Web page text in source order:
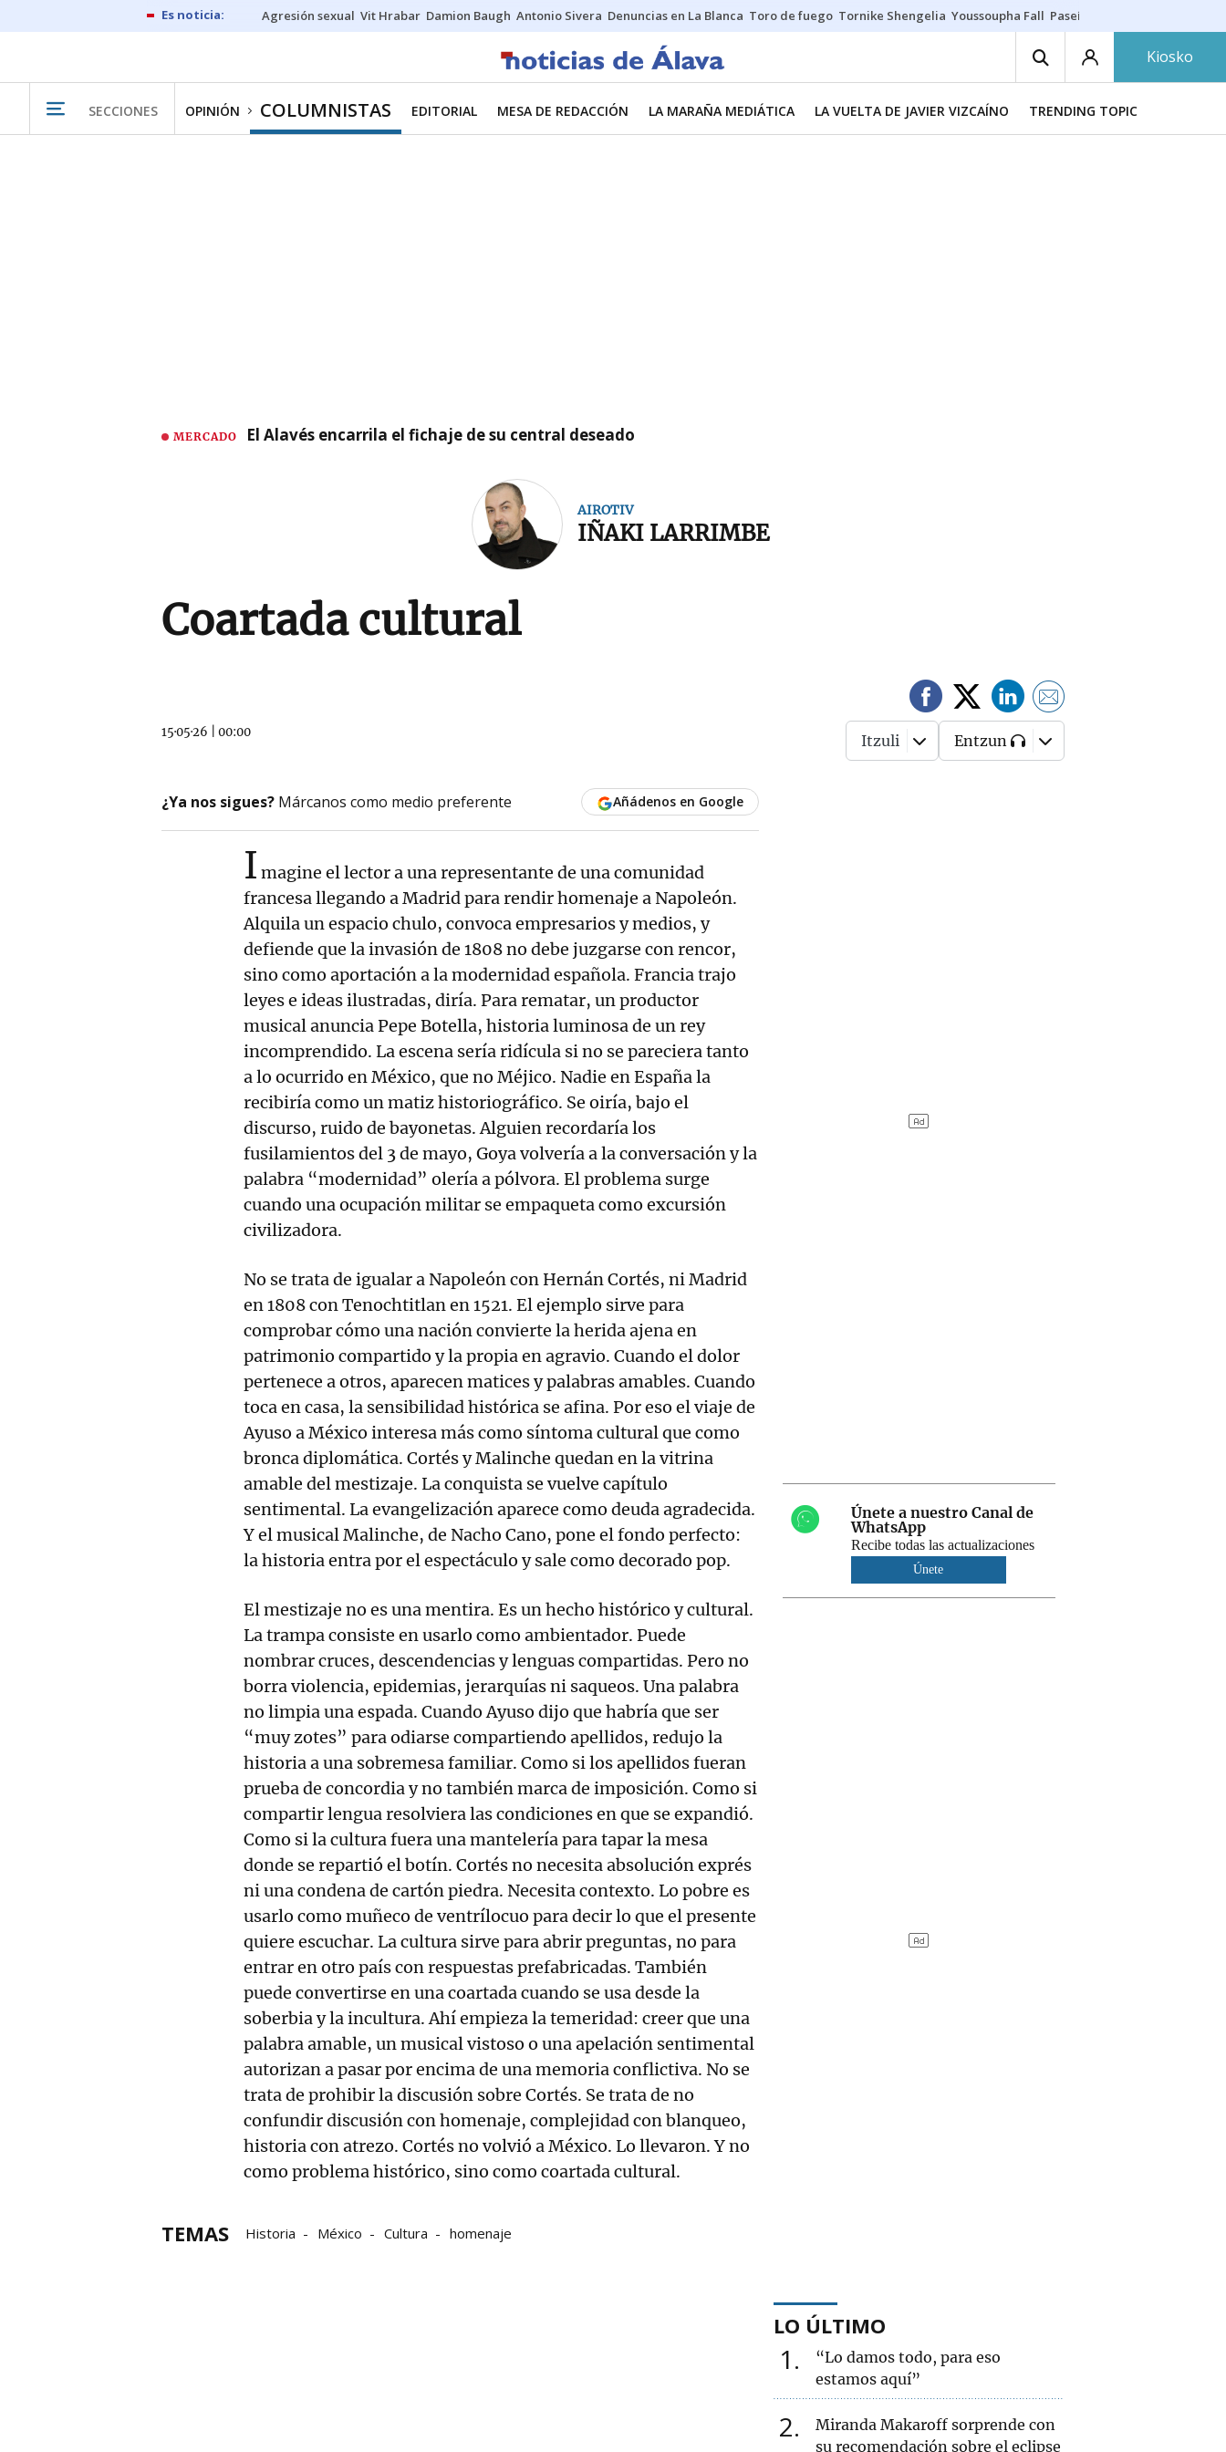
Agresión sexual Vit Hrabar Damion Baugh Antonio Sivera Denuncias en La Blanca Toro de fuego Tornike Shengelia Youssoupha Fall Paseíllo único
Kiosko
SECCIONES OPINIÓN COLUMNISTAS EDITORIAL MESA DE REDACCIÓN LA MARAÑA MEDIÁTICA LA VUELTA DE JAVIER VIZCAÍNO TRENDING TOPIC
MERCADO El Alavés encarrila el fichaje de su central deseado
AIROTIV
IÑAKI LARRIMBE
Coartada cultural
15·05·26 00:00 Itzuli Entzun
¿Ya nos sigues? Márcanos como medio preferente Añádenos en Google
I magine el lector a una representante de una comunidad
francesa llegando a Madrid para rendir homenaje a Napoleón.
Alquila un espacio chulo, convoca empresarios y medios, y
defiende que la invasión de 1808 no debe juzgarse con rencor,
sino como aportación a la modernidad española. Francia trajo
leyes e ideas ilustradas, diría. Para rematar, un productor
musical anuncia Pepe Botella, historia luminosa de un rey
incomprendido. La escena sería ridícula si no se pareciera tanto
a lo ocurrido en México, que no Méjico. Nadie en España la
recibiría como un matiz historiográfico. Se oiría, bajo el
discurso, ruido de bayonetas. Alguien recordaría los
fusilamientos del 3 de mayo, Goya volvería a la conversación y la
palabra “modernidad” olería a pólvora. El problema surge
cuando una ocupación militar se empaqueta como excursión
civilizadora.
No se trata de igualar a Napoleón con Hernán Cortés, ni Madrid
en 1808 con Tenochtitlan en 1521. El ejemplo sirve para
comprobar cómo una nación convierte la herida ajena en
patrimonio compartido y la propia en agravio. Cuando el dolor
pertenece a otros, aparecen matices y palabras amables. Cuando
toca en casa, la sensibilidad histórica se afina. Por eso el viaje de
Ayuso a México interesa más como síntoma cultural que como
bronca diplomática. Cortés y Malinche quedan en la vitrina
amable del mestizaje. La conquista se vuelve capítulo
sentimental. La evangelización aparece como deuda agradecida.
Y el musical Malinche, de Nacho Cano, pone el fondo perfecto:
la historia entra por el espectáculo y sale como decorado pop.
El mestizaje no es una mentira. Es un hecho histórico y cultural.
La trampa consiste en usarlo como ambientador. Puede
nombrar cruces, descendencias y lenguas compartidas. Pero no
borra violencia, epidemias, jerarquías ni saqueos. Una palabra
no limpia una espada. Cuando Ayuso dijo que habría que ser
“muy zotes” para odiarse compartiendo apellidos, redujo la
historia a una sobremesa familiar. Como si los apellidos fueran
prueba de concordia y no también marca de imposición. Como si
compartir lengua resolviera las condiciones en que se expandió.
Como si la cultura fuera una mantelería para tapar la mesa
donde se repartió el botín. Cortés no necesita absolución exprés
ni una condena de cartón piedra. Necesita contexto. Lo pobre es
usarlo como muñeco de ventrílocuo para decir lo que el presente
quiere escuchar. La cultura sirve para abrir preguntas, no para
entrar en otro país con respuestas prefabricadas. También
puede convertirse en una coartada cuando se usa desde la
soberbia y la incultura. Ahí empieza la temeridad: creer que una
palabra amable, un musical vistoso o una apelación sentimental
autorizan a pasar por encima de una memoria conflictiva. No se
trata de prohibir la discusión sobre Cortés. Se trata de no
confundir discusión con homenaje, complejidad con blanqueo,
historia con atrezo. Cortés no volvió a México. Lo llevaron. Y no
como problema histórico, sino como coartada cultural.
TEMAS Historia México Cultura homenaje
Únete a nuestro Canal de
WhatsApp
Recibe todas las actualizaciones
Únete
LO ÚLTIMO
1
“Lo damos todo, para eso
estamos aquí”
2
Miranda Makaroff sorprende con
su recomendación sobre el eclipse